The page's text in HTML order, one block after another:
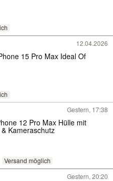
12.04.2026
15 Pro Max Ideal Of
Gestern, 17:38
12 Pro Max Hülle mit
Kameraschutz
Versand möglich
Gestern, 20:20